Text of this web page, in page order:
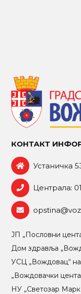
КОНТАКТ
Устаничка
Централа:
ЈП „Пословни
Дом здравља
УСЦ „Вождовац“
„Вождовачки
НУ „Светозар